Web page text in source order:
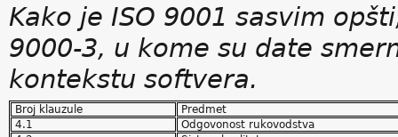
Kako je ISO 9001 sasvim
9000-3, u kome su date
kontekstu softvera.
Broj klauzule
Predmet
4.1
Odgovonost rukovodstva